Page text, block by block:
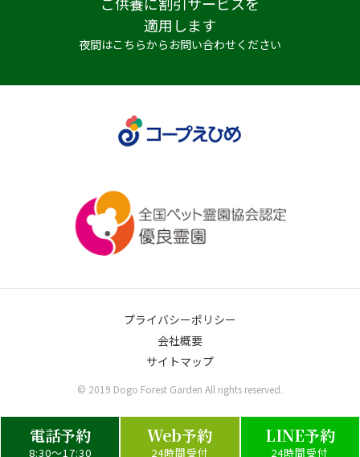
電話予約
8:30～17:30
Web予約
24時間受付
LINE予約
24時間受付
適用します
夜間はこちらからお問い合わせください
プライバシーポリシー
会社概要
サイトマップ
© 2019 Dogo Forest Garden All rights reserved.